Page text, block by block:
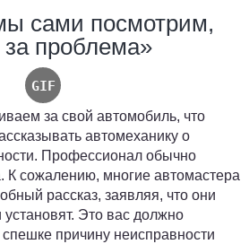
сами посмотрим,
проблема»
за свой автомобиль, что
автомеханику о
Профессионал обычно
К сожалению, многие автомастера
рассказ, заявляя, что они
Это вас должно
причину неисправности